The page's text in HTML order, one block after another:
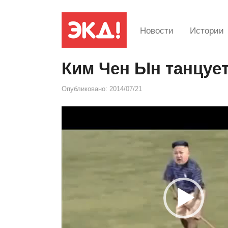
Новости Истории
Ким Чен Ын
Опубликовано: 2014/07/21